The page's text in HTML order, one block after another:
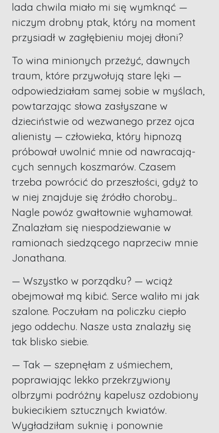
lada chwila miało mi się wymknąć —
niczym drobny ptak, który na moment
przysiadł w zagłębieniu mojej dłoni?
To wina minionych przeżyć, dawnych
traum, które przywołują stare lęki —
odpowiedziałam samej sobie w myślach,
powtarzając słowa zasłyszane w
dzieciństwie od wezwanego przez ojca
alienisty — człowieka, który hipnozą
próbował uwolnić mnie od nawracają-
cych sennych koszmarów. Czasem
trzeba powrócić do przeszłości, gdyż to
w niej znajduje się źródło choroby...
Nagle powóz gwałtownie wyhamował.
Znalazłam się niespodziewanie w
ramionach siedzącego naprzeciw mnie
Jonathana.
— Wszystko w porządku? — wciąż
obejmował mą kibić. Serce waliło mi jak
szalone. Poczułam na policzku ciepło
jego oddechu. Nasze usta znalazły się
tak blisko siebie.
— Tak — szepnęłam z uśmiechem,
poprawiając lekko przekrzywiony
olbrzymi podróżny kapelusz ozdobiony
bukiecikiem sztucznych kwiatów.
Wygładziłam suknię i ponownie